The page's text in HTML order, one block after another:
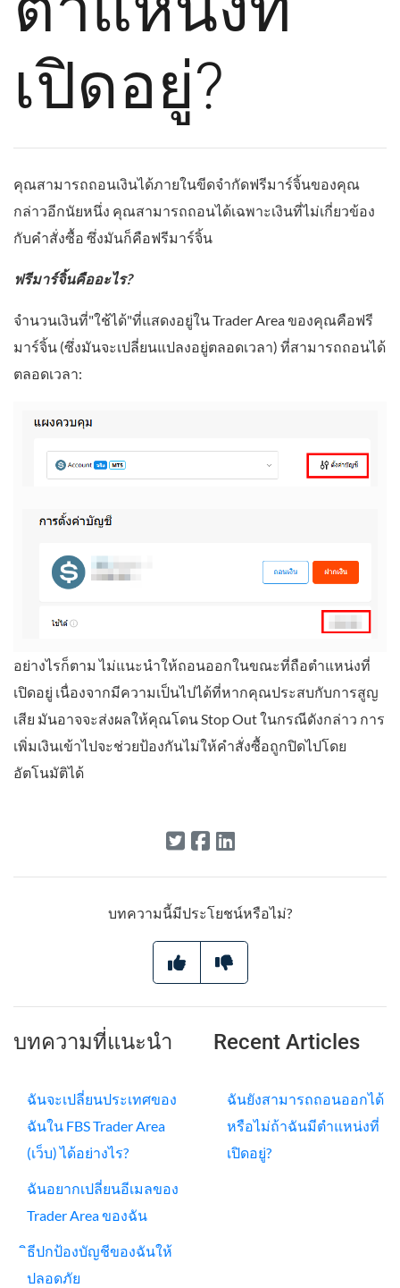
เปิดอยู่?
คุณสามารถถอนเงินได้ภายในขีดจำกัดฟรีมาร์จิ้นของคุณ
กล่าวอีกนัยหนึ่ง คุณสามารถถอนได้เฉพาะเงินที่ไม่เกี่ยวข้อง
กับคำสั่งซื้อ ซึ่งมันก็คือฟรีมาร์จิ้น
ฟรีมาร์จิ้นคืออะไร?
จำนวนเงินที่"ใช้ได้"ที่แสดงอยู่ใน Trader Area ของคุณคือฟรี
มาร์จิ้น (ซึ่งมันจะเปลี่ยนแปลงอยู่ตลอดเวลา) ที่สามารถถอนได้
ตลอดเวลา:
อย่างไรก็ตาม ไม่แนะนำให้ถอนออกในขณะที่ถือตำแหน่งที่
เปิดอยู่ เนื่องจากมีความเป็นไปได้ที่หากคุณประสบกับการสูญ
เสีย มันอาจจะส่งผลให้คุณโดน Stop Out ในกรณีดังกล่าว การ
เพิ่มเงินเข้าไปจะช่วยป้องกันไม่ให้คำสั่งซื้อถูกปิดไปโดย
อัตโนมัติได้
บทความนี้มีประโยชน์หรือไม่?
บทความที่แนะนำ
ฉันจะเปลี่ยนประเทศของ
ฉันใน FBS Trader Area
(เว็บ) ได้อย่างไร?
ฉันอยากเปลี่ยนอีเมลของ
Trader Area ของฉัน
ิธีปกป้องบัญชีของฉันให้
ปลอดภัย
Recent Articles
ฉันยังสามารถถอนออกได้
หรือไม่ถ้าฉันมีตำแหน่งที่
เปิดอยู่?